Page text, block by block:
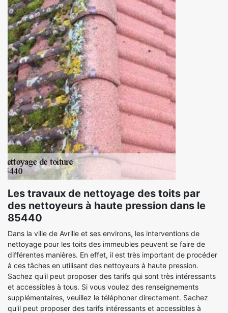
Les travaux de nettoyage des toits par
des nettoyeurs à haute pression dans le
85440
Dans la ville de Avrille et ses environs, les interventions de
nettoyage pour les toits des immeubles peuvent se faire de
différentes manières. En effet, il est très important de procéder
à ces tâches en utilisant des nettoyeurs à haute pression.
Sachez qu'il peut proposer des tarifs qui sont très intéressants
et accessibles à tous. Si vous voulez des renseignements
supplémentaires, veuillez le téléphoner directement. Sachez
qu'il peut proposer des tarifs intéressants et accessibles à